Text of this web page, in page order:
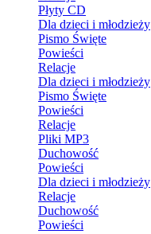
Płyty CD
Dla dzieci i młodzieży
Pismo Święte
Powieści
Relacje
Dla dzieci i młodzieży
Pismo Święte
Powieści
Relacje
Pliki MP3
Duchowość
Powieści
Dla dzieci i młodzieży
Relacje
Duchowość
Powieści